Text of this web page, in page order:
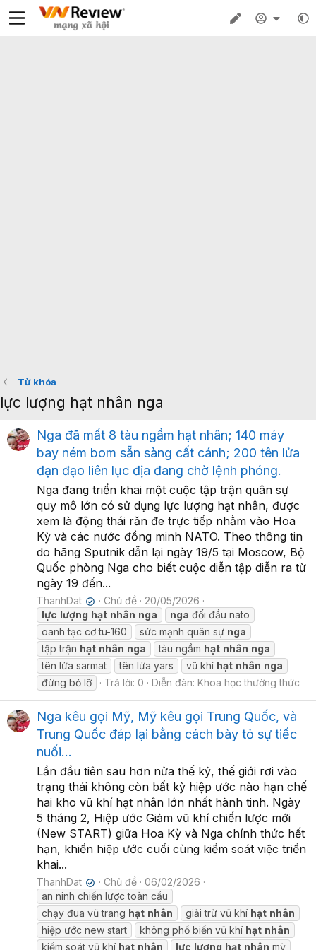
Từ khóa
lực lượng hạt nhân nga
Nga đã mất 8 tàu ngầm hạt nhân; 140 máy
bay ném bom sẵn sàng cất cánh; 200 tên lửa
đạn đạo liên lục địa đang chờ lệnh phóng.
Nga đang triển khai một cuộc tập trận quân sự
quy mô lớn có sử dụng lực lượng hạt nhân, được
xem là động thái răn đe trực tiếp nhằm vào Hoa
Kỳ và các nước đồng minh NATO. Theo thông tin
do hãng Sputnik dẫn lại ngày 19/5 tại Moscow, Bộ
Quốc phòng Nga cho biết cuộc diễn tập diễn ra từ
ngày 19 đến...
ThanhDat ✔ Chủ đề
20/05/2026
lực lượng hạt nhân nga nga đối đầu nato
oanh tạc cơ tu-160
sức mạnh quân sự nga
tập trận hạt nhân nga tàu ngầm hạt nhân nga
tên lửa sarmat
tên lửa yars vũ khí hạt nhân nga
đừng bỏ lỡ
Trả lời: 0 Diễn đàn: Khoa học thường thức
Nga kêu gọi Mỹ, Mỹ kêu gọi Trung Quốc, và
Trung Quốc đáp lại bằng cách bày tỏ sự tiếc
nuối...
Lần đầu tiên sau hơn nửa thế kỷ, thế giới rơi vào
trạng thái không còn bất kỳ hiệp ước nào hạn chế
hai kho vũ khí hạt nhân lớn nhất hành tinh. Ngày
5 tháng 2, Hiệp ước Giảm vũ khí chiến lược mới
(New START) giữa Hoa Kỳ và Nga chính thức hết
hạn, khiến hiệp ước cuối cùng kiểm soát việc triển
khai...
ThanhDat ✔ Chủ đề
06/02/2026
an ninh chiến lược toàn cầu
chạy đua vũ trang hạt nhân giải trừ vũ khí hạt nhân
hiệp ước new start
không phổ biến vũ khí hạt nhân
kiểm soát vũ khí hạt nhân lực lượng hạt nhân mỹ